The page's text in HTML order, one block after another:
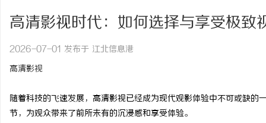
高清影视时代：如何选择与享受极致
2026-07-01 发布于 江北信息港
高清影视
随着科技的飞速发展，高清影视已经成为现代观影体验中不可或缺
节，为观众带来了前所未有的沉浸感和享受体验。